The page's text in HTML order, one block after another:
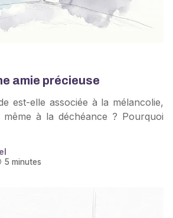
amie précieuse
est-elle associée à la mélancolie,
à la déchéance ? Pourquoi
5 minutes